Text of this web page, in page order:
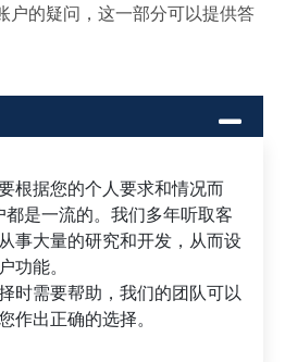
户的疑问，这一部分可以提供答
根据您的个人要求和情况而
是一流的。我们多年听取客
事大量的研究和开发，从而设
功能。
时需要帮助，我们的团队可以
作出正确的选择。